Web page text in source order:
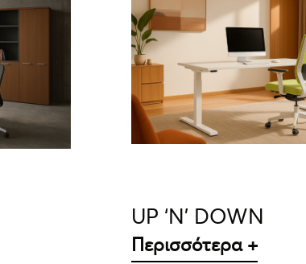
ΛΕΠΤΟΜΈΡΕΙΕΣ
UP ‘N’ DOWN
Περισσότερα +